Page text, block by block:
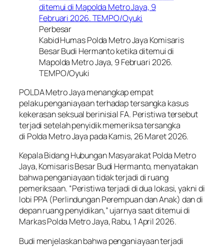
Perbesar
Kabid Humas Polda Metro Jaya Komisaris
Besar Budi Hermanto ketika ditemui di
Mapolda Metro Jaya, 9 Februari 2026.
TEMPO/Oyuki
POLDA Metro Jaya menangkap empat
pelaku penganiayaan terhadap tersangka kasus
kekerasan seksual berinisial FA. Peristiwa tersebut
terjadi setelah penyidik memeriksa tersangka
di Polda Metro Jaya pada Kamis, 26 Maret 2026.
Kepala Bidang Hubungan Masyarakat Polda Metro
Jaya, Komisaris Besar Budi Hermanto, menyatakan
bahwa penganiayaan tidak terjadi di ruang
pemeriksaan. “Peristiwa terjadi di dua lokasi, yakni di
lobi PPA (Perlindungan Perempuan dan Anak) dan di
depan ruang penyidikan,” ujarnya saat ditemui di
Markas Polda Metro Jaya, Rabu, 1 April 2026.
Budi menjelaskan bahwa penganiayaan terjadi